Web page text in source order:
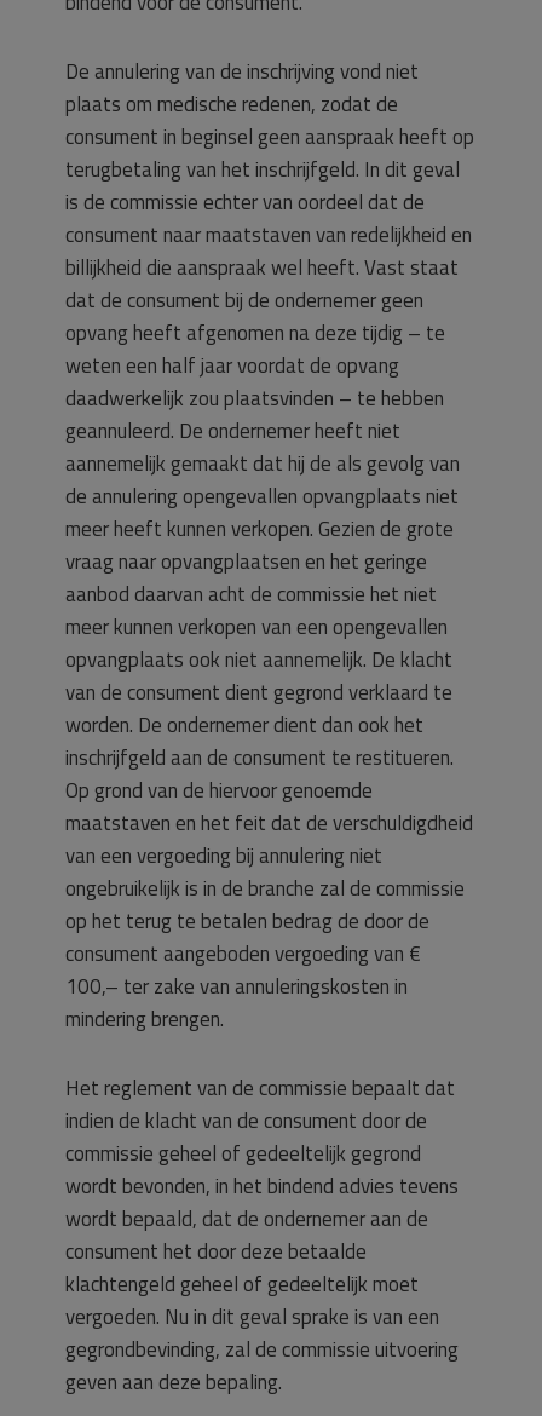
De annulering van de inschrijving vond niet
plaats om medische redenen, zodat de
consument in beginsel geen aanspraak heeft op
terugbetaling van het inschrijfgeld. In dit geval
is de commissie echter van oordeel dat de
consument naar maatstaven van redelijkheid en
billijkheid die aanspraak wel heeft. Vast staat
dat de consument bij de ondernemer geen
opvang heeft afgenomen na deze tijdig – te
weten een half jaar voordat de opvang
daadwerkelijk zou plaatsvinden – te hebben
geannuleerd. De ondernemer heeft niet
aannemelijk gemaakt dat hij de als gevolg van
de annulering opengevallen opvangplaats niet
meer heeft kunnen verkopen. Gezien de grote
vraag naar opvangplaatsen en het geringe
aanbod daarvan acht de commissie het niet
meer kunnen verkopen van een opengevallen
opvangplaats ook niet aannemelijk. De klacht
van de consument dient gegrond verklaard te
worden. De ondernemer dient dan ook het
inschrijfgeld aan de consument te restitueren.
Op grond van de hiervoor genoemde
maatstaven en het feit dat de verschuldigdheid
van een vergoeding bij annulering niet
ongebruikelijk is in de branche zal de commissie
op het terug te betalen bedrag de door de
consument aangeboden vergoeding van €
100,– ter zake van annuleringskosten in
mindering brengen.
Het reglement van de commissie bepaalt dat
indien de klacht van de consument door de
commissie geheel of gedeeltelijk gegrond
wordt bevonden, in het bindend advies tevens
wordt bepaald, dat de ondernemer aan de
consument het door deze betaalde
klachtengeld geheel of gedeeltelijk moet
vergoeden. Nu in dit geval sprake is van een
gegrondbevinding, zal de commissie uitvoering
geven aan deze bepaling.